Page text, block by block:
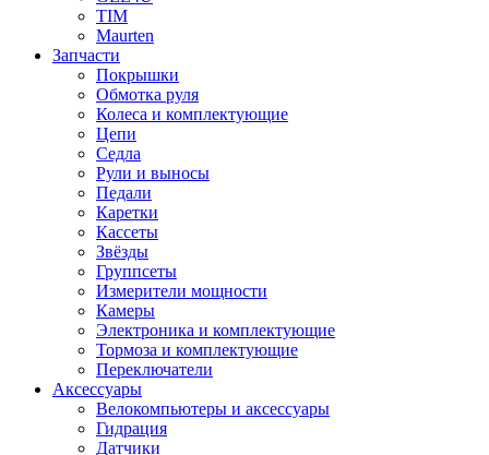
TIM
Maurten
Запчасти
Покрышки
Обмотка руля
Колеса и комплектующие
Цепи
Седла
Рули и выносы
Педали
Каретки
Кассеты
Звёзды
Группсеты
Измерители мощности
Камеры
Электроника и комплектующие
Тормоза и комплектующие
Переключатели
Аксессуары
Велокомпьютеры и аксессуары
Гидрация
Датчики